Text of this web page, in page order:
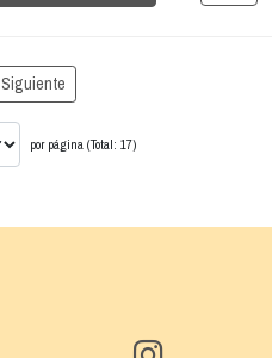
Siguiente
por página (Total: 17)